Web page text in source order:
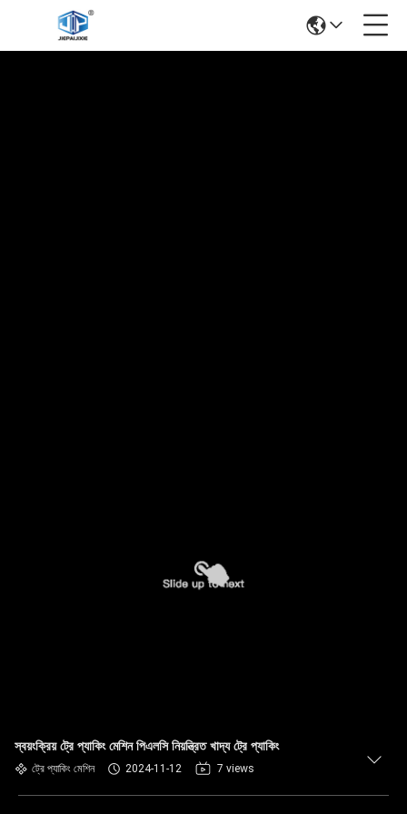
স্বয়ংক্রিয় ট্রে প্যাকিং মেশিন পিএলসি নিয়ন্ত্রিত খাদ্য ট্রে প্যাকিং
ট্রে প্যাকিং মেশিন 2024-11-12 7 views